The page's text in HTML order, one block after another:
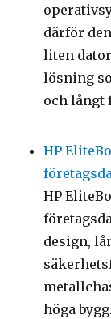
därför
liten
lösning
och långt
HP
HP
design,
höga